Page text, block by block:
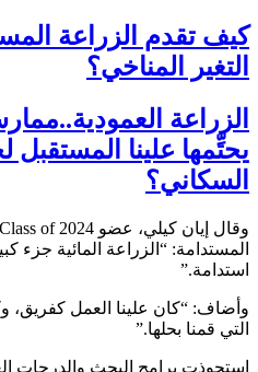
كيف تقدم الزراعة
التغير المناخي؟
الزراعة
يحتِّمها علينا المستقبل
السكاني؟
المستدامة: “الزراعة المائية جزء
استدامة.”
وأضاف: “كان علينا العمل كفريق،
التي قمنا بحلها.”